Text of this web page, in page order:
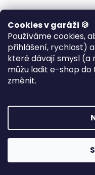
Cookies v garáži 🍪
Používáme cookies,
přihlášení, rychlost)
které dávají smysl (a
můžu ladit e-shop do
změnit.
Pánská motorkářská
mikina Sons Of
🎯 POTISKNU PRO TEBE •
odesílám do 7–10
pracovních dnů